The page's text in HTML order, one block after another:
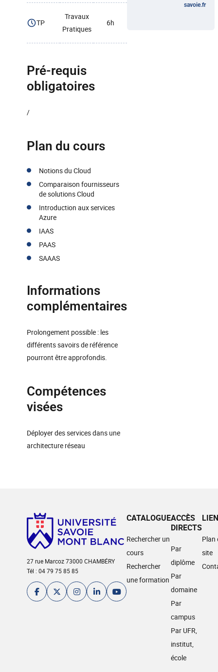
TP
Travaux
Pratiques
6h
Pré-requis
obligatoires
/
Plan du cours
Notions du Cloud
Comparaison fournisseurs
de solutions Cloud
Introduction aux services
Azure
IAAS
PAAS
SAAAS
Informations
complémentaires
Prolongement possible : les
différents savoirs de référence
pourront être approfondis.
Compétences
visées
Déployer des services dans une
architecture réseau
savoie.fr
27 rue Marcoz 73000 CHAMBÉRY
Tél : 04 79 75 85 85
CATALOGUE
Rechercher un
cours
Rechercher
une formation
ACCÈS
DIRECTS
Par
diplôme
Par
domaine
Par
campus
Par UFR,
institut,
école
Plan
site